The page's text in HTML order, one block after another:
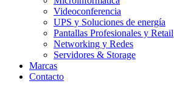
Videoconferencia
UPS y Soluciones de energía
Pantallas Profesionales y Retail
Networking y Redes
Servidores & Storage
Marcas
Contacto